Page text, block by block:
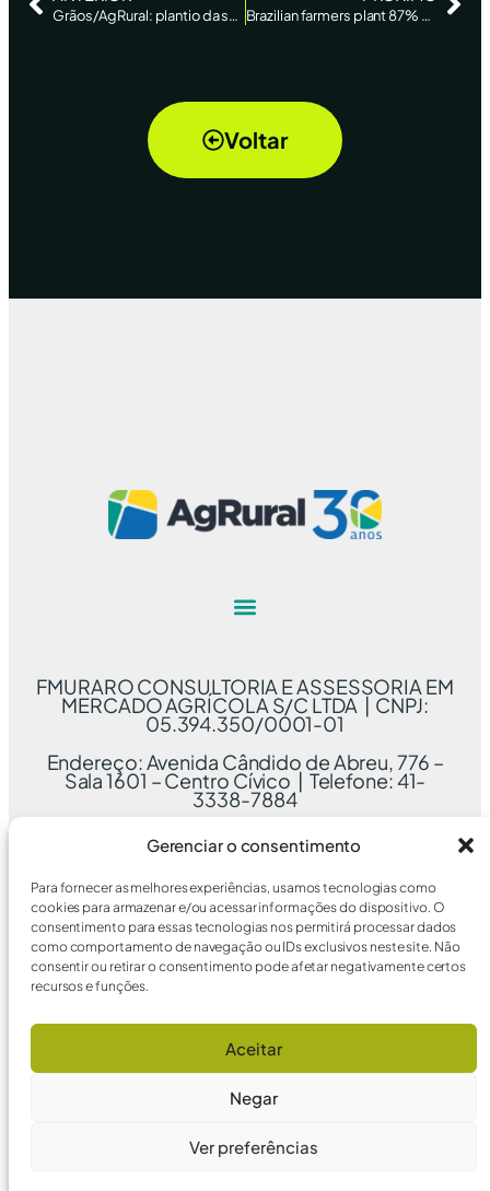
Gerenciar o consentimento
Para fornecer as melhores experiências, usamos tecnologias como
cookies para armazenar e/ou acessar informações do dispositivo. O
consentimento para essas tecnologias nos permitirá processar dados
como comportamento de navegação ou IDs exclusivos neste site. Não
consentir ou retirar o consentimento pode afetar negativamente certos
recursos e funções.
Aceitar
Negar
Ver preferências
Grãos/AgRural: plantio da safra de soja 2022/23 atinge 80% da área estimada, ante 69% há 7 dias Brazilian farmers plant 87% of soybean area amid drought in Midwest: AgRural – Reuters News
Voltar
FMURARO CONSULTORIA E ASSESSORIA EM
MERCADO AGRÍCOLA S/C LTDA | CNPJ:
05.394.350/0001-01
Endereço: Avenida Cândido de Abreu, 776 –
Sala 1601 – Centro Cívico | Telefone: 41-
3338-7884